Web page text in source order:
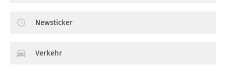
Newsticker
Verkehr